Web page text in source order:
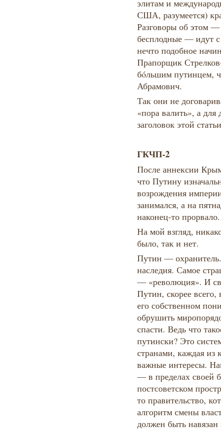
элитам и
США, разумеется)
Разговоры об этом
бесплодные — идут
нечто подобное
Прапорщик
бóльшим путинцем,
Абрамович.
Так они не
«пора валить», а
заголовок этой
ГКЧП-2
После аннексии
что Путину
возрождения
занимался, а на
наконец-то прорвало.
На мой взгляд,
было, так и нет.
Путин —
наследия. Самое
— «революция». И
Путин, скорее
его собственном
обрушить
спасти. Ведь что
путински? Это
странами, каждая из
важные интересы.
— в пределах своей
постсоветском
то правительство,
алгоритм смены
должен быть